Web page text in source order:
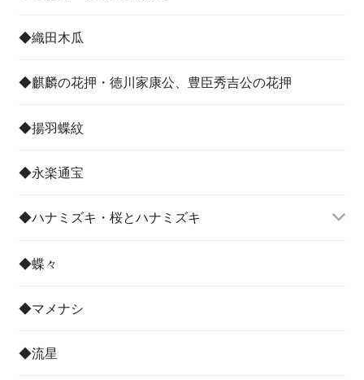
その他
◆織田木瓜
◆麒麟の花押・徳川家康公、豊臣秀吉公の花押
◆揚羽蝶紋
◆永楽通宝
◆ハナミズキ・桜とハナミズキ
◆蝶々
◆マメナシ
◆流星